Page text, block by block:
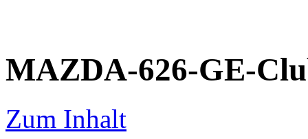
MAZDA-626-GE-
Zum Inhalt